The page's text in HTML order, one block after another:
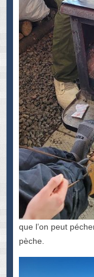
que l’on peut
pèche.